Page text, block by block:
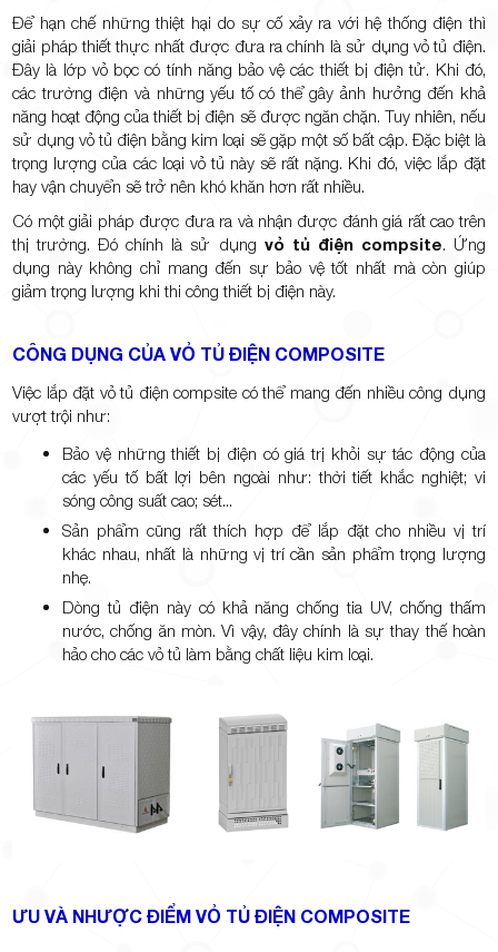
Để hạn chế những thiệt hại do sự cố xảy ra với hệ thống điện thì
giải pháp thiết thực nhất được đưa ra chính là sử dụng vỏ tủ điện.
Đây là lớp vỏ bọc có tính năng bảo vệ các thiết bị điện tử. Khi đó,
các trường điện và những yếu tố có thể gây ảnh hưởng đến khả
năng hoạt động của thiết bị điện sẽ được ngăn chặn. Tuy nhiên, nếu
sử dụng vỏ tủ điện bằng kim loại sẽ gặp một số bất cập. Đặc biệt là
trọng lượng của các loại vỏ tủ này sẽ rất nặng. Khi đó, việc lắp đặt
hay vận chuyển sẽ trở nên khó khăn hơn rất nhiều.
Có một giải pháp được đưa ra và nhận được đánh giá rất cao trên
thị trường. Đó chính là sử dụng vỏ tủ điện compsite. Ứng
dụng này không chỉ mang đến sự bảo vệ tốt nhất mà còn giúp
giảm trọng lượng khi thi công thiết bị điện này.
CÔNG DỤNG CỦA VỎ TỦ ĐIỆN COMPOSITE
Việc lắp đặt vỏ tủ điện compsite có thể mang đến nhiều công dụng
vượt trội như:
Bảo vệ những thiết bị điện có giá trị khỏi sự tác động của
các yếu tố bất lợi bên ngoài như: thời tiết khắc nghiệt; vi
sóng công suất cao; sét...
Sản phẩm cũng rất thích hợp để lắp đặt cho nhiều vị trí
khác nhau, nhất là những vị trí cần sản phẩm trọng lượng
nhẹ.
Dòng tủ điện này có khả năng chống tia UV, chống thấm
nước, chống ăn mòn. Vì vậy, đây chính là sự thay thế hoàn
hảo cho các vỏ tủ làm bằng chất liệu kim loại.
ƯU VÀ NHƯỢC ĐIỂM VỎ TỦ ĐIỆN COMPOSITE